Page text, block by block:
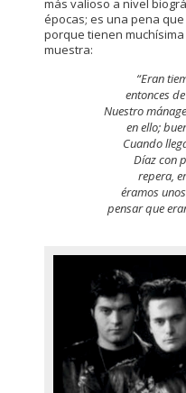
más valioso a nivel
épocas; es una pena
porque tienen
muestra:
“Eran
entonces
Nuestro
en ello;
Cuando
Díaz con
repera,
éramos
pensar que